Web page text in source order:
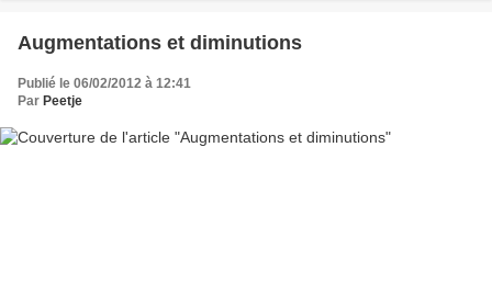
Augmentations et diminutions
Publié le 06/02/2012 à 12:41
Par Peetje